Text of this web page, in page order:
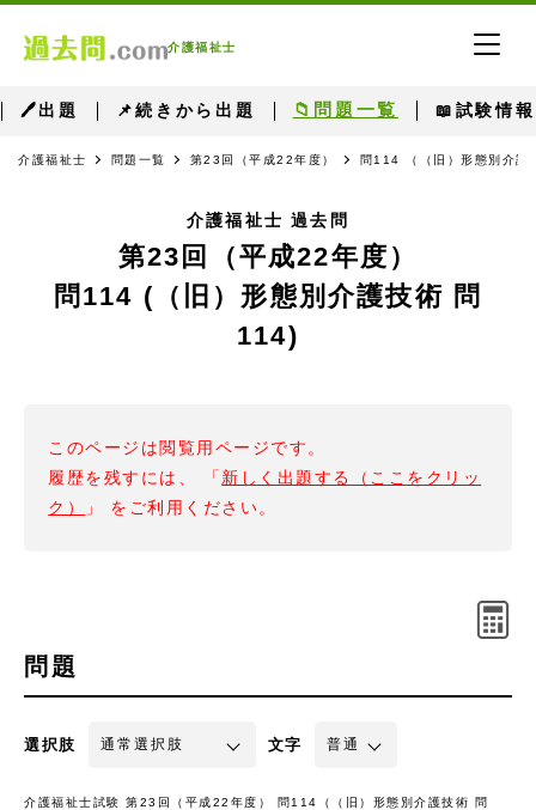
介護福祉士
🖊出題 📌続きから出題 📁問題一覧 📖試験情報
介護福祉士 問題一覧 第23回（平成22年度） 問114 （（旧）形態別介護
介護福祉士 過去問
第23回（平成22年度）
問114 (（旧）形態別介護技術 問
114)
このページは閲覧用ページです。
履歴を残すには、 「 新しく出題する（ここをクリッ
ク）
」 をご利用ください。
問題
選択肢 文字
介護福祉士試験 第23回（平成22年度） 問114（（旧）形態別介護技術 問